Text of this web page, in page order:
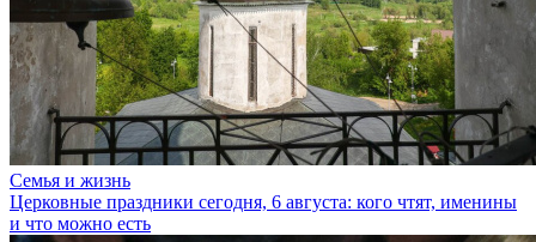
Семья и жизнь
Церковные праздники сегодня, 6 августа: кого чтят, именины
и что можно есть